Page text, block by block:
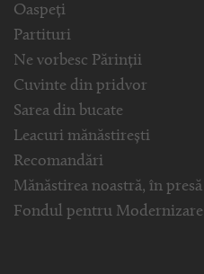
Oaspeți
Partituri
Ne vorbesc Părinții
Cuvinte din pridvor
Sarea din bucate
Leacuri mănăstirești
Recomandări
Mănăstirea noastră, în presă
Fondul pentru Modernizare